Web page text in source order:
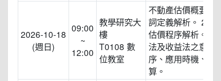
2026-10-18
(週日)
09:00
~
12:00
教學研究大
樓
T0108 數
位教室
不動產估價概要
詞定義解析。 2.不
估價程序解析。 3.
法及收益法之意義
序、應用時機、案
算。